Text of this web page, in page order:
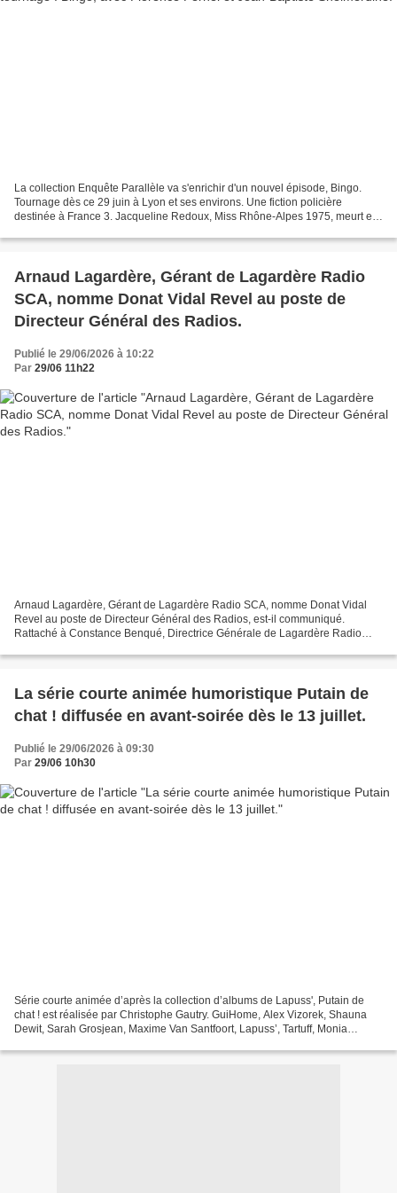
La collection Enquête Parallèle va s'enrichir d'un nouvel épisode, Bingo.
Tournage dès ce 29 juin à Lyon et ses environs. Une fiction policière
destinée à France 3. Jacqueline Redoux, Miss Rhône-Alpes 1975, meurt en
Arnaud Lagardère, Gérant de Lagardère Radio
SCA, nomme Donat Vidal Revel au poste de
Directeur Général des Radios.
Publié le 29/06/2026 à 10:22
Par 29/06 11h22
Arnaud Lagardère, Gérant de Lagardère Radio SCA, nomme Donat Vidal
Revel au poste de Directeur Général des Radios, est-il communiqué.
Rattaché à Constance Benqué, Directrice Générale de Lagardère Radio
La série courte animée humoristique Putain de
chat ! diffusée en avant-soirée dès le 13 juillet.
Publié le 29/06/2026 à 09:30
Par 29/06 10h30
Série courte animée d’après la collection d’albums de Lapuss', Putain de
chat ! est réalisée par Christophe Gautry. GuiHome, Alex Vizorek, Shauna
Dewit, Sarah Grosjean, Maxime Van Santfoort, Lapuss’, Tartuff, Monia